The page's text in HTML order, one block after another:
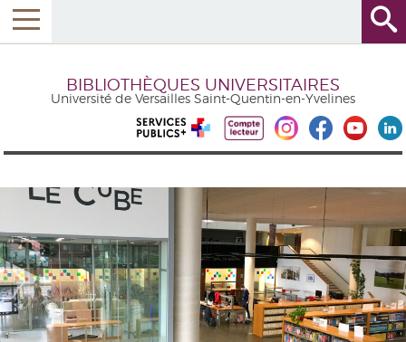
BIBLIOTHÈQUES UNIVERSITAIRES
Université de Versailles Saint-Quentin-en-Yvelines